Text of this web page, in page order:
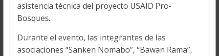
asistencia técnica del proyecto USAID Pro-
Bosques.
Durante el evento, las integrantes de las
asociaciones “Sanken Nomabo”, “Bawan Rama”,